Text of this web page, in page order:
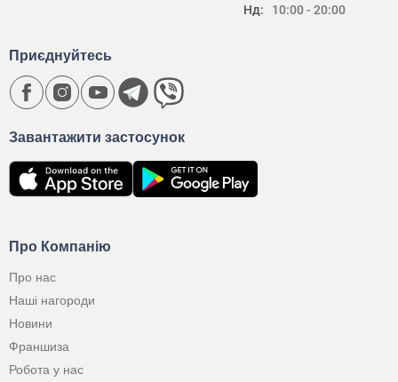
Нд:
10:00 - 20:00
Про Компанію
Про нас
Наші нагороди
Новини
Франшиза
Робота у нас
Завантажити застосунок
Приєднуйтесь